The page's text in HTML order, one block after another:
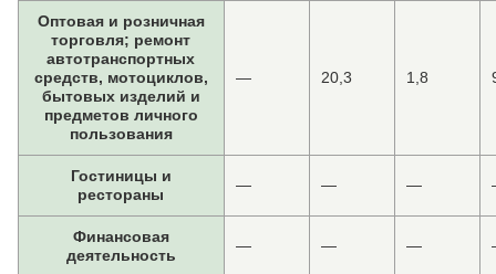
Оптовая и розничная
торговля; ремонт
автотранспортных
средств, мотоциклов,
бытовых изделий и
предметов личного
пользования
— 20,3 1,8
Гостиницы и
рестораны
— — —
Финансовая
деятельность
— — —